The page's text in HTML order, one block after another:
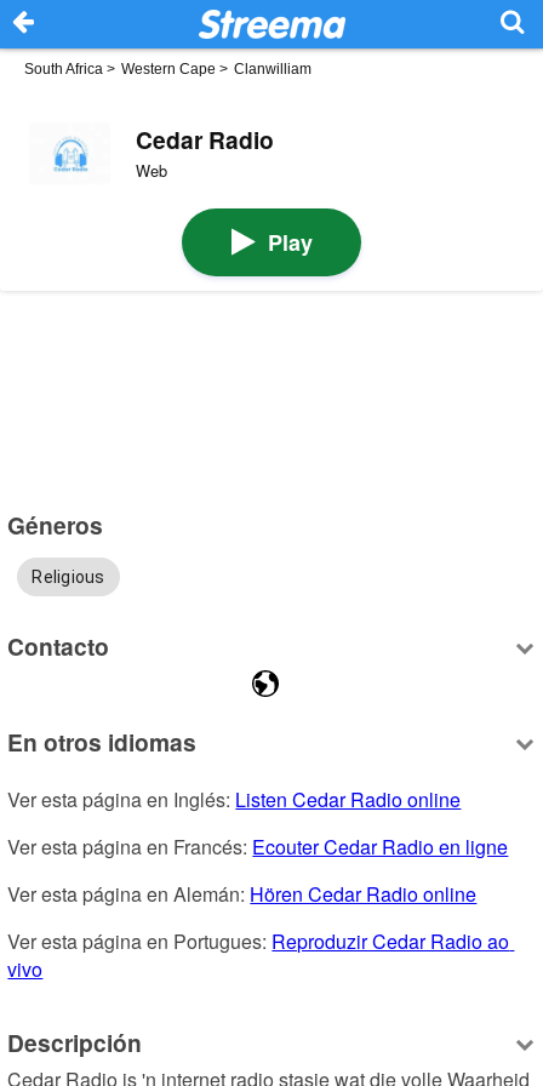
South Africa > Western Cape > Clanwilliam
Cedar Radio
Web
Play
Géneros
Religious
Contacto
En otros idiomas
Ver esta página en Inglés: Listen Cedar Radio online
Ver esta página en Francés: Ecouter Cedar Radio en ligne
Ver esta página en Alemán: Hören Cedar Radio online
Ver esta página en Portugues: Reproduzir Cedar Radio ao
vivo
Descripción
Cedar Radio is 'n internet radio stasie wat die volle Waarheid